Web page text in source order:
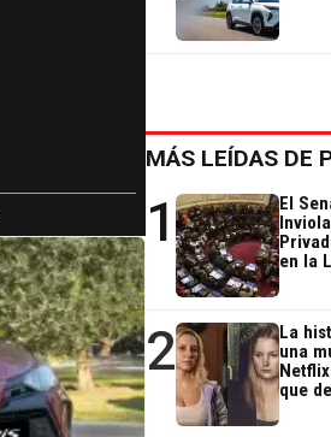
MÁS LEÍDAS DE
1
El
en la
2
La
una
que